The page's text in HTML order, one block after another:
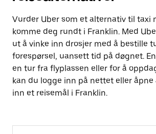
Vurder Uber som et alternativ til taxi
komme deg rundt i Franklin. Med
ut å vinke inn drosjer med å bestille
forespørsel, uansett tid på døgnet.
en tur fra flyplassen eller for å
kan du logge inn på nettet eller åpne
inn et reisemål i Franklin.